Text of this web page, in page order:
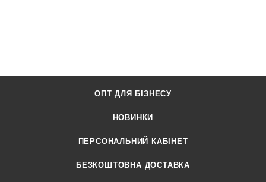
ОПТ ДЛЯ БІЗНЕСУ
НОВИНКИ
ПЕРСОНАЛЬНИЙ КАБІНЕТ
БЕЗКОШТОВНА ДОСТАВКА